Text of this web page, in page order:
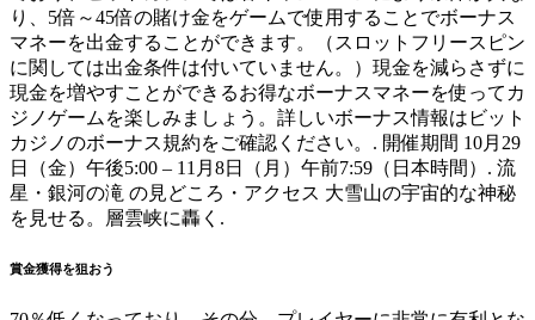
り、5倍～45倍の賭け金をゲームで使用することでボーナス
マネーを出金することができます。（スロットフリースピン
に関しては出金条件は付いていません。）現金を減らさずに
現金を増やすことができるお得なボーナスマネーを使ってカ
ジノゲームを楽しみましょう。詳しいボーナス情報はビット
カジノのボーナス規約をご確認ください。. 開催期間 10月29
日（金）午後5:00 – 11月8日（月）午前7:59（日本時間）. 流
星・銀河の滝 の見どころ・アクセス 大雪山の宇宙的な神秘
を見せる。層雲峡に轟く.
賞金獲得を狙おう